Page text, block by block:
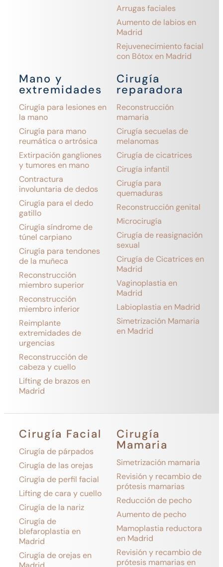
Arrugas faciales
Aumento de labios en
Madrid
Rejuvenecimiento facial
con Bótox en Madrid
Mano y
extremidades
Cirugía para lesiones en
la mano
Cirugía para mano
reumática o artrósica
Extirpación gangliones
y tumores en mano
Contractura
involuntaria de dedos
Cirugía para el dedo
gatillo
Cirugía síndrome de
túnel carpiano
Cirugía para tendones
de la muñeca
Reconstrucción
miembro superior
Reconstrucción
miembro inferior
Reimplante
extremidades de
urgencias
Reconstrucción de
cabeza y cuello
Lifting de brazos en
Madrid
Cirugía
reparadora
Reconstrucción
mamaria
Cirugía secuelas de
melanomas
Cirugía de cicatrices
Cirugía infantil
Cirugía para
quemaduras
Reconstrucción genital
Microcirugía
Cirugía de reasignación
sexual
Cirugía de Cicatrices en
Madrid
Vaginoplastia en
Madrid
Labioplastia en Madrid
Simetrización Mamaria
en Madrid
Cirugía Facial
Cirugía de párpados
Cirugía de las orejas
Cirugía de perfil facial
Lifting de cara y cuello
Cirugía de la nariz
Cirugía de
blefaroplastia en
Madrid
Cirugía de orejas en
Cirugía
Mamaria
Simetrización mamaria
Revisión y recambio de
prótesis mamarias
Reducción de pecho
Aumento de pecho
Mamoplastia reductora
en Madrid
Revisión y recambio de
prótesis mamarias en